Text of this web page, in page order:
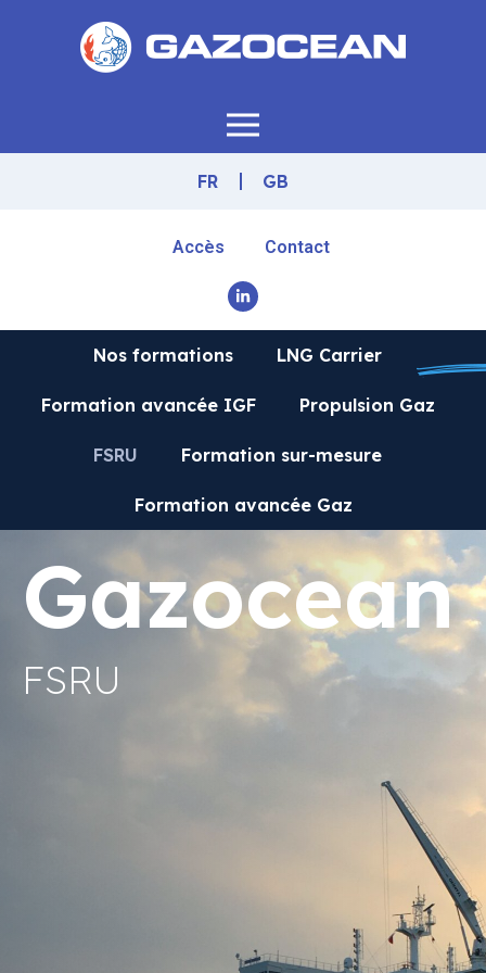
FR GB
Accès Contact
Nos formations LNG Carrier
Formation avancée IGF Propulsion Gaz
FSRU Formation sur-mesure
Formation avancée Gaz
Gazocean
FSRU